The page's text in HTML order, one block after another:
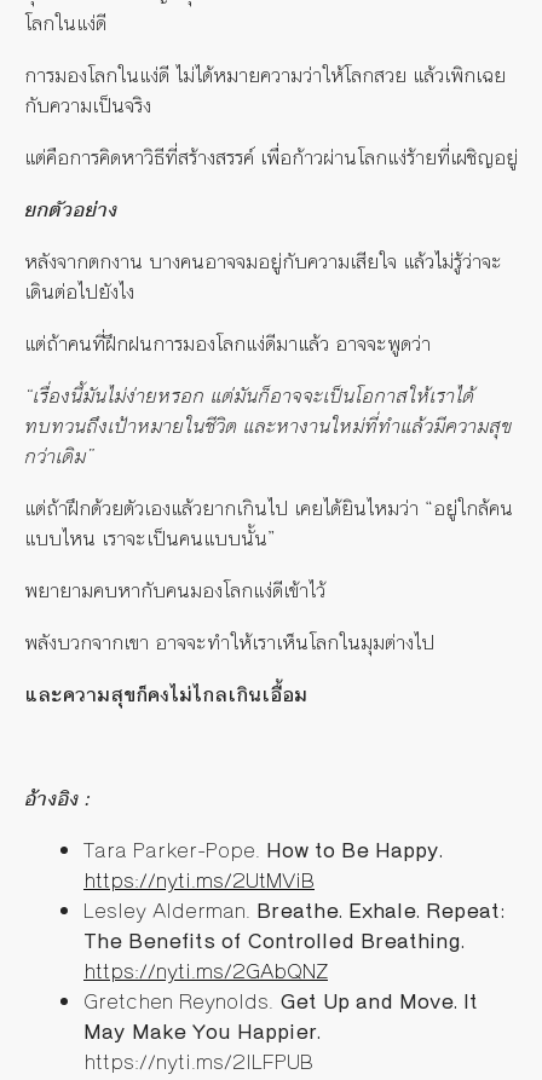
โลกในแง่ดี
การมองโลกในแง่ดี ไม่ได้หมายความว่าให้โลกสวย แล้วเพิกเฉย
กับความเป็นจริง
แต่คือการคิดหาวิธีที่สร้างสรรค์ เพื่อก้าวผ่านโลกแง่ร้ายที่เผชิญอยู่
ยกตัวอย่าง
หลังจากตกงาน บางคนอาจจมอยู่กับความเสียใจ แล้วไม่รู้ว่าจะ
เดินต่อไปยังไง
แต่ถ้าคนที่ฝึกฝนการมองโลกแง่ดีมาแล้ว อาจจะพูดว่า
“เรื่องนี้มันไม่ง่ายหรอก แต่มันก็อาจจะเป็นโอกาสให้เราได้
ทบทวนถึงเป้าหมายในชีวิต และหางานใหม่ที่ทำแล้วมีความสุข
กว่าเดิม”
แต่ถ้าฝึกด้วยตัวเองแล้วยากเกินไป เคยได้ยินไหมว่า “อยู่ใกล้คน
แบบไหน เราจะเป็นคนแบบนั้น”
พยายามคบหากับคนมองโลกแง่ดีเข้าไว้
พลังบวกจากเขา อาจจะทำให้เราเห็นโลกในมุมต่างไป
และความสุขก็คงไม่ไกลเกินเอื้อม
อ้างอิง :
Tara Parker-Pope. How to Be Happy.
https://nyti.ms/2UtMViB
Lesley Alderman. Breathe. Exhale. Repeat:
The Benefits of Controlled Breathing.
https://nyti.ms/2GAbQNZ
Gretchen Reynolds. Get Up and Move. It
May Make You Happier.
https://nyti.ms/2ILFPUB